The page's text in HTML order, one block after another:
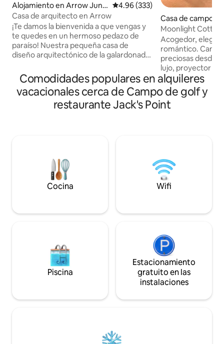
Alojamiento en Arrow Junc
tion
Calificación promedio: 4.96 de
4.96 (333)
Casa de arquitecto en Arrow
¡Te damos la bienvenida a que vengas y
te quedes en un hermoso pedazo de
paraíso! Nuestra pequeña casa de
diseño arquitectónico de la galardonada
enclavada contra una hermosa roca de
esquisto expuesta en un paisaje
impresionante. Hay 3 acres de tierra
para pasear y las vistas desde la tierra
son impresionantes. El salón tiene
paisaje de Central Otago. Desde las
puertas correderas oeste y el asiento de
la ventana incorporado tienes unas
vistas impresionantes de las
puerta, por lo que es un lugar fabuloso
Casa de campo
wn
Moonlight
romántico
Acogedor,
romántico. Cama
preciosas desde
lujo, proyector
dispositivo y wifi
Construido con
cuidadosamente
punto de vista
refrigerador/
horno, estufa de
quemadores,
básicos y parrilla.
Comodidades populares en alquileres
vacacionales cerca de Campo de golf y
restaurante Jack's Point
Cocina Wifi
Piscina
Estacionamiento
gratuito en las
instalaciones